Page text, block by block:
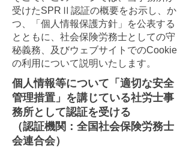
受けたSPRⅡ認証の概要をお示し、か
つ、「個人情報保護方針」を公表する
とともに、社会保険労務士としての守
秘義務、及びウェブサイトでのCookie
の利用について説明いたします。
​個人情報等について「適切な安全
管理措置」を講じている社労士事
務所として認証を受ける
（認証機関：全国社会保険労務士
会連合会）